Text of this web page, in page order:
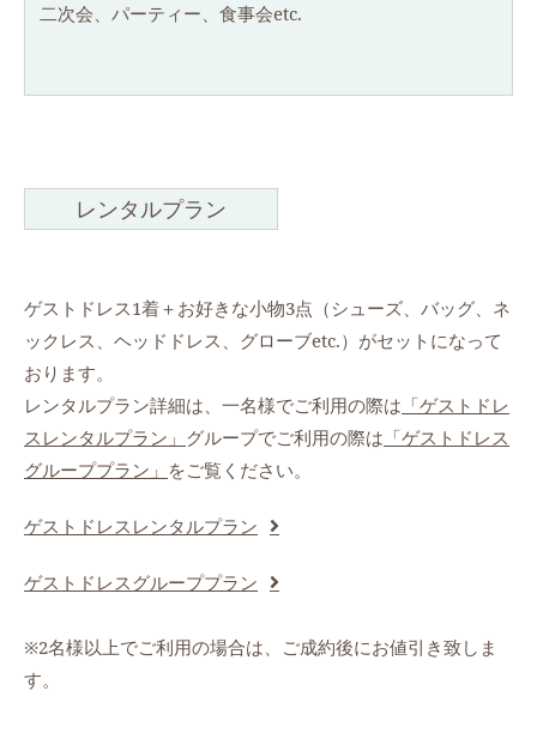
二次会、パーティー、食事会etc.
レンタルプラン
ゲストドレス1着＋お好きな小物3点（シューズ、バッグ、ネ
ックレス、ヘッドドレス、グローブetc.）がセットになって
おります。
レンタルプラン詳細は、一名様でご利用の際は 「ゲストドレ
スレンタルプラン」 グループでご利用の際は 「ゲストドレス
グループプラン」 をご覧ください。
ゲストドレスレンタルプラン
ゲストドレスグループプラン
※2名様以上でご利用の場合は、ご成約後にお値引き致しま
す。